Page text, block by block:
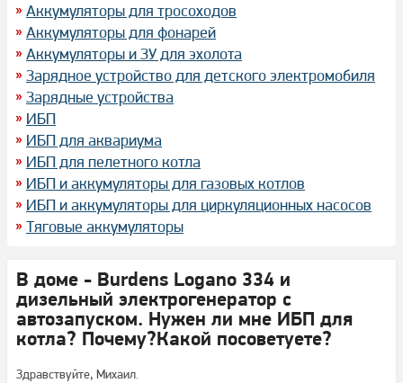
Аккумуляторы для тросоходов
Аккумуляторы для фонарей
Аккумуляторы и ЗУ для эхолота
Зарядное устройство для детского электромобиля
Зарядные устройства
ИБП
ИБП для аквариума
ИБП для пелетного котла
ИБП и аккумуляторы для газовых котлов
ИБП и аккумуляторы для циркуляционных насосов
Тяговые аккумуляторы
В доме - Burdens Logano 334 и
дизельный электрогенератор с
автозапуском. Нужен ли мне ИБП для
котла? Почему?Какой посоветуете?
Здравствуйте, Михаил.